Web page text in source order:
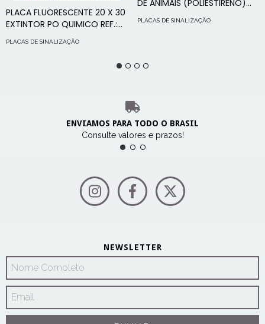
PLACA FLUORESCENTE 20 X 30
EXTINTOR PO QUIMICO REF.:
PLACAS DE SINALIZAÇÃO
DE ANIMAIS (POLIESTIRENO)
18X23 REF.: DEC46 - SINALIZE
PLACAS DE SINALIZAÇÃO
ENVIAMOS PARA TODO O BRASIL
Consulte valores e prazos!
NEWSLETTER